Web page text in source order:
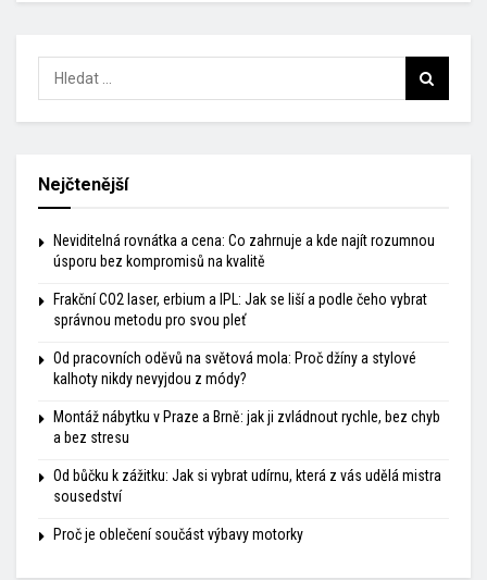
Nejčtenější
Neviditelná rovnátka a cena: Co zahrnuje a kde najít rozumnou
úsporu bez kompromisů na kvalitě
Frakční CO2 laser, erbium a IPL: Jak se liší a podle čeho vybrat
správnou metodu pro svou pleť
Od pracovních oděvů na světová mola: Proč džíny a stylové
kalhoty nikdy nevyjdou z módy?
Montáž nábytku v Praze a Brně: jak ji zvládnout rychle, bez chyb
a bez stresu
Od bůčku k zážitku: Jak si vybrat udírnu, která z vás udělá mistra
sousedství
Proč je oblečení součást výbavy motorky